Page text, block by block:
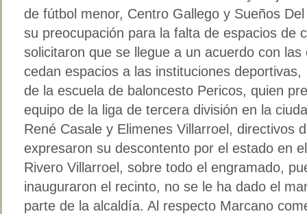
de fútbol menor, Centro Gallego y Sueños
su preocupación para la falta de espacios de
solicitaron que se llegue a un acuerdo con
cedan espacios a las instituciones
de la escuela de baloncesto Pericos, quien
equipo de la liga de tercera división en la
René Casale y Elimenes Villarroel, directivos
expresaron su descontento por el estado en
Rivero Villarroel, sobre todo el engramado,
inauguraron el recinto, no se le ha dado el
parte de la alcaldía. Al respecto Marcano